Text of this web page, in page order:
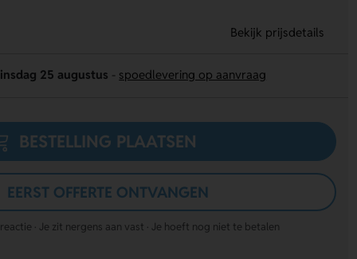
Bekijk prijsdetails
25 augustus spoedlevering op aanvraag
BESTELLING PLAATSEN
EERST OFFERTE ONTVANGEN
· Je zit nergens aan vast · Je hoeft nog niet te betalen